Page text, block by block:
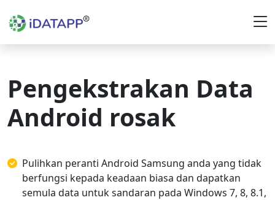
Pengekstrakan Data
Android rosak
Pulihkan peranti Android Samsung anda yang tidak
berfungsi kepada keadaan biasa dan dapatkan
semula data untuk sandaran pada Windows 7, 8, 8.1,